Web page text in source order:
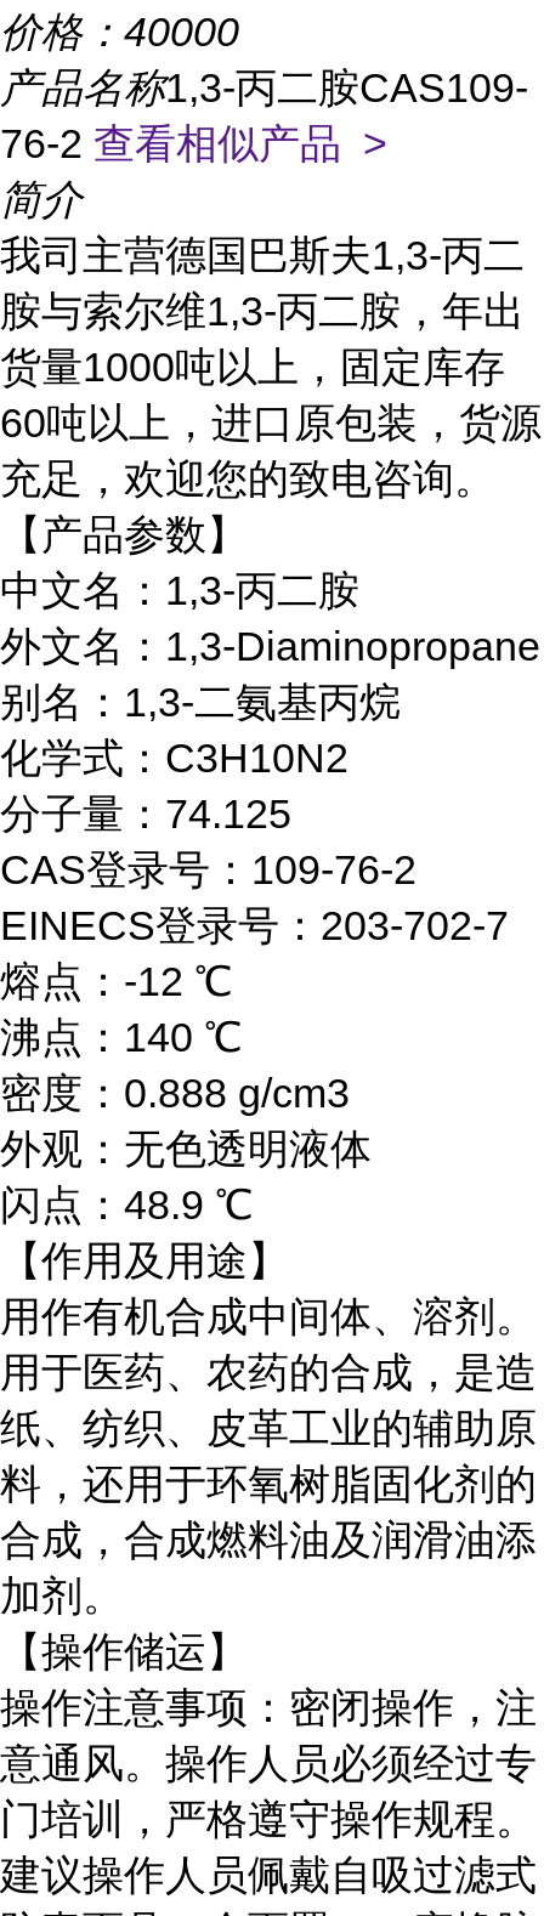
价格： 40000
产品名称1,3-丙二胺CAS109-
76-2 查看相似产品 >
简介
我司主营德国巴斯夫1,3-丙二
胺与索尔维1,3-丙二胺 ， 年出
货量1000吨以上，固定库存
60吨以上，进口原包装，货源
充足，欢迎您的致电咨询。
【产品参数】
中文名：1,3-丙二胺
外文名：1,3-Diaminopropane
别名：1,3-二氨基丙烷
化学式：C3H10N2
分子量：74.125
CAS登录号：109-76-2
EINECS登录号：203-702-7
熔点：-12 ℃
沸点：140 ℃
密度：0.888 g/cm3
外观：无色透明液体
闪点：48.9 ℃
【作用及用途】
用作有机合成中间体、溶剂。
用于医药、农药的合成，是造
纸、纺织、皮革工业的辅助原
料，还用于环氧树脂固化剂的
合成，合成燃料油及润滑油添
加剂。
【操作储运】
操作注意事项：密闭操作，注
意通风。操作人员必须经过专
门培训，严格遵守操作规程。
建议操作人员佩戴自吸过滤式